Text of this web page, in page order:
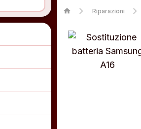
home Riparazioni